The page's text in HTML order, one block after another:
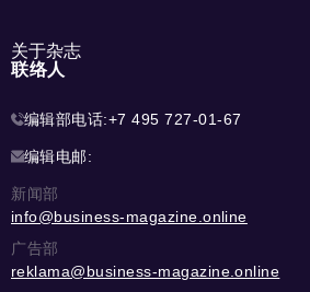
关于杂志
联络人
编辑部电话:+7 495 727-01-67
编辑电邮:
新闻部
info@business-magazine.online
广告部
reklama@business-magazine.online